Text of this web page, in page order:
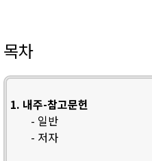
목차
1. 내주-참고문헌
- 일반
- 저자